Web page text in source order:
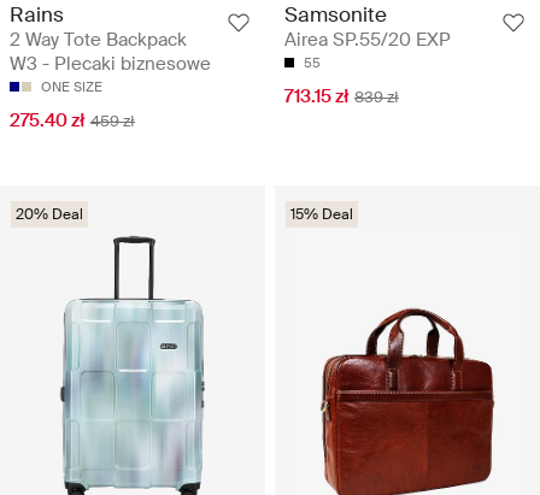
Rains
2 Way Tote Backpack
W3 - Plecaki biznesowe
ONE SIZE
275.40 zł 459 zł
Samsonite
Airea SP.55/20 EXP
55
713.15 zł 839 zł
20% Deal 15% Deal